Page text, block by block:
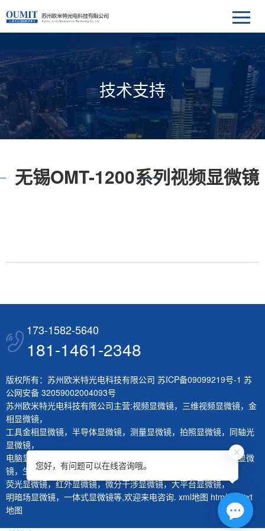
技术支持
无锡OMT-1200系列视频显微镜
173-1582-5640
181-1461-2348
版权所有：苏州欧米特光电科技有限公司 苏ICP备09099219号-1 苏
公网安备 32059002004093号
苏州欧米特光电科技有限公司主营:视频显微镜， 三维视频显微镜， 金
相显微镜，
工具金相显微镜， 半导体显微镜， 测量显微镜， 拍照显微镜， 同轴光
显微镜，
电脑显微镜
体视显微
镜， 生物显微镜，
荧光显微镜，红外显微镜，微分干涉显微镜，大平台显微镜，
明暗场显微镜， 一体式显微镜等,欢迎来电咨询. xml地图 htm地图 txt
地图
您好，有问题可以在线咨询哦。